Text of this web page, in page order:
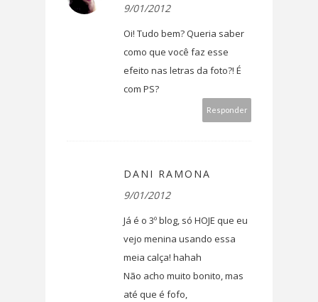
9/01/2012
Oi! Tudo bem? Queria saber
como que você faz esse
efeito nas letras da foto?! É
com PS?
Responder
DANI RAMONA
9/01/2012
Já é o 3º blog, só HOJE que eu
vejo menina usando essa
meia calça! hahah
Não acho muito bonito, mas
até que é fofo,